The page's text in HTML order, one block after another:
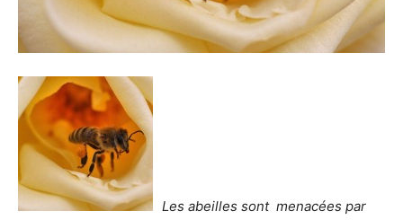
Les abeilles sont menacées par